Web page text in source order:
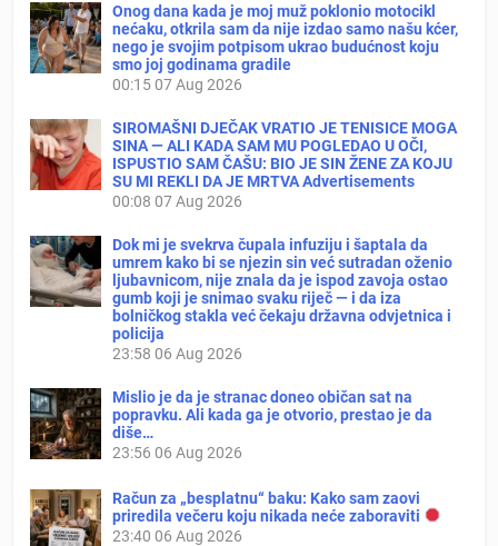
Onog dana kada je moj muž poklonio motocikl
nećaku, otkrila sam da nije izdao samo našu kćer,
nego je svojim potpisom ukrao budućnost koju
smo joj godinama gradile
00:1507 Aug 2026
SIROMAŠNI DJEČAK VRATIO JE TENISICE MOGA
SINA — ALI KADA SAM MU POGLEDAO U OČI,
ISPUSTIO SAM ČAŠU: BIO JE SIN ŽENE ZA KOJU
SU MI REKLI DA JE MRTVA Advertisements
00:08 07 Aug 2026
Dok mi je svekrva čupala infuziju i šaptala da
umrem kako bi se njezin sin već sutradan oženio
ljubavnicom, nije znala da je ispod zavoja ostao
gumb koji je snimao svaku riječ — i da iza
bolničkog stakla već čekaju državna odvjetnica i
policija
23:58 06 Aug 2026
Mislio je da je stranac doneo običan sat na
popravku. Ali kada ga je otvorio, prestao je da
diše…
23:56 06 Aug 2026
Račun za „besplatnu“ baku: Kako sam zaovi
priredila večeru koju nikada neće zaboraviti
23:40 06 Aug 2026